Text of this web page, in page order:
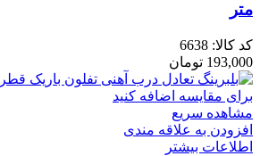
متر
کد کالا: 6638
193,000 تومان
برای مقایسه اضافه کنید
مشاهده سریع
افزودن به علاقه مندی
اطلاعات بیشتر